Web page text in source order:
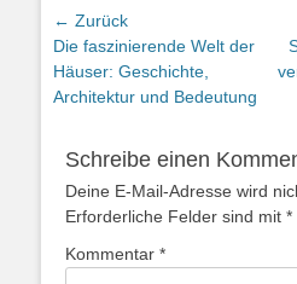
Beitragsnavigation
← Zurück
Vorheriger
Beitrag:
Die faszinierende Welt der
Häuser: Geschichte,
Architektur und Bedeutung
Schreibe einen
Deine E-Mail-Adresse wird
Erforderliche Felder sind mit *
Kommentar *